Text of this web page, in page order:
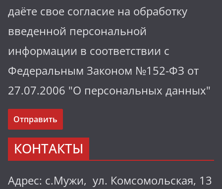
даёте свое согласие на обработку
введенной персональной
информации в соответствии с
Федеральным Законом №152-ФЗ от
27.07.2006 "О персональных данных"
КОНТАКТЫ
Адрес: с.Мужи, ул. Комсомольская, 13